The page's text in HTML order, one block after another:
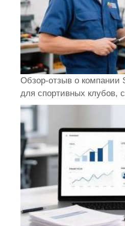
Обзор-отзыв о компании
для спортивных клубов,